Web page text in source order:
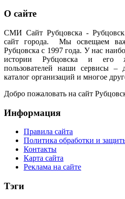
О сайте
СМИ Сайт Рубцовска -
сайт города. Мы освещаем
Рубцовска с 1997 года. У нас
истории Рубцовска и его
пользователей наши сервисы –
каталог организаций и многое
Добро пожаловать на сайт
Информация
Правила сайта
Политика обработки и
Контакты
Карта сайта
Реклама на сайте
Тэги